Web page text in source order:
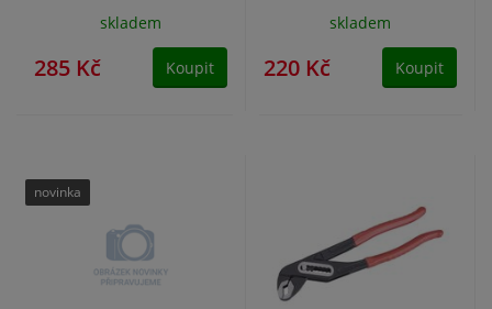
skladem
285 Kč Koupit
skladem
220 Kč Koupit
novinka